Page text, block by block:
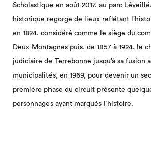
Scholastique en août 2017, au parc
historique regorge de lieux reflétant
en 1824, considéré comme le siège du
Deux-Montagnes puis, de 1857 à 1924, le
judiciaire de Terrebonne jusqu’à sa fusion
municipalités, en 1969, pour devenir un
première phase du circuit présente
personnages ayant marqués l’histoire.